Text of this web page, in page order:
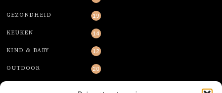
GEZONDHEID 19
KEUKEN 14
KIND & BABY 12
OUTDOOR 20